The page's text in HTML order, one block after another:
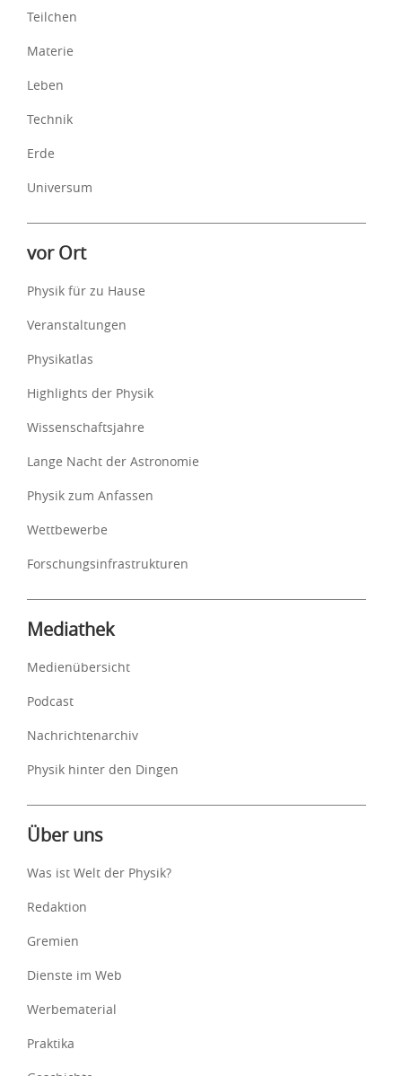
Teilchen
Materie
Leben
Technik
Erde
Universum
vor Ort
Physik für zu Hause
Veranstaltungen
Physikatlas
Highlights der Physik
Wissenschaftsjahre
Lange Nacht der Astronomie
Physik zum Anfassen
Wettbewerbe
Forschungsinfrastrukturen
Mediathek
Medienübersicht
Podcast
Nachrichtenarchiv
Physik hinter den Dingen
Über uns
Was ist Welt der Physik?
Redaktion
Gremien
Dienste im Web
Werbematerial
Praktika